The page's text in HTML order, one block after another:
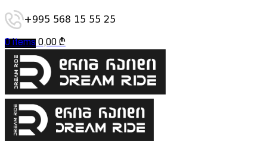
+995 568 15 55 25
0 items 0,00 ₾